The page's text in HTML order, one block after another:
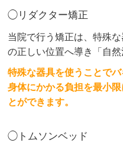
◯リダクター矯正
当院で行う矯正は、特殊
の正しい位置へ導き「自
特殊な器具を使うことで
身体にかかる負担を最小
とができます。
◯トムソンベッド